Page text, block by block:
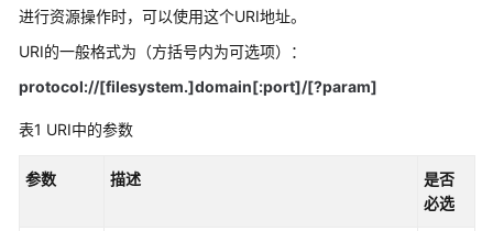
告
产
品
绍
计
进行资源操作时，可以使用这个URI地址。
URI的一般格式为（方括号内为可选项）：
protocol://[filesystem.]domain[:port]/[?param]
表1 URI中的参数
参数 描述
是否
必选